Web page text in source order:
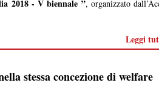
2018 - V biennale ”, organizzato
Leggi
stessa concezione di welfare